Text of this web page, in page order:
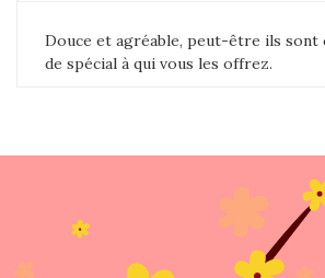
Douce et agréable, peut-être ils sont
de spécial à qui vous les offrez.